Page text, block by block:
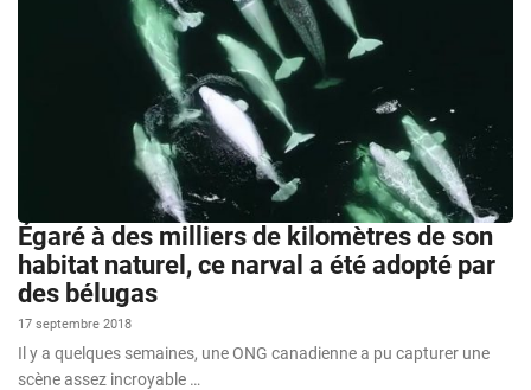
Égaré à des milliers de kilomètres de son
habitat naturel, ce narval a été adopté par
des bélugas
17 septembre 2018
Il y a quelques semaines, une ONG canadienne a pu capturer une
scène assez incroyable …